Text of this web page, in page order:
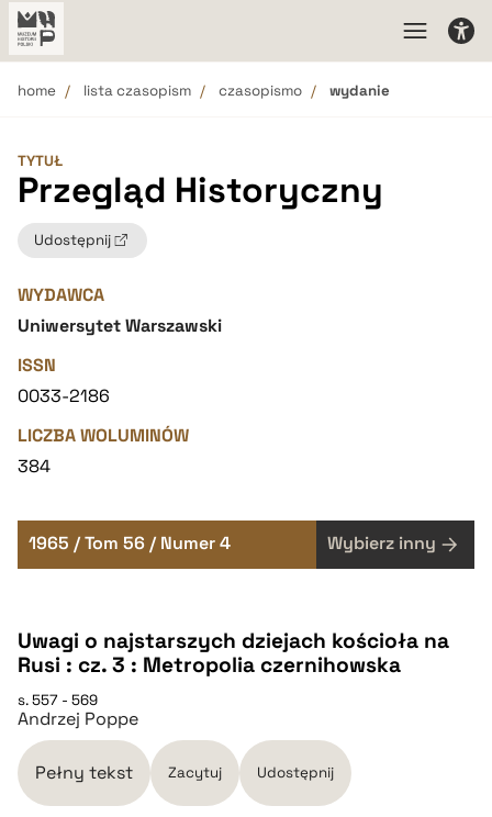
home lista czasopism czasopismo wydanie
TYTUŁ
Przegląd Historyczny
Udostępnij
WYDAWCA
Uniwersytet Warszawski
ISSN
0033-2186
LICZBA WOLUMINÓW
384
1965 / Tom 56 / Numer 4 Wybierz inny
Uwagi o najstarszych dziejach kościoła na
Rusi : cz. 3 : Metropolia czernihowska
s. 557 - 569
Andrzej Poppe
Pełny tekst Zacytuj Udostępnij